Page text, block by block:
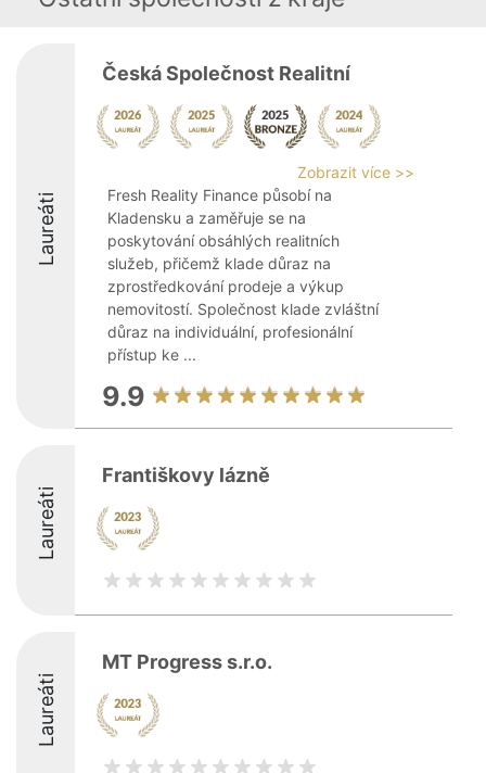
Laureáti
Česká Společnost Realitní
Zobrazit více >>
Fresh Reality Finance působí na
Kladensku a zaměřuje se na
poskytování obsáhlých realitních
služeb, přičemž klade důraz na
zprostředkování prodeje a výkup
nemovitostí. Společnost klade zvláštní
důraz na individuální, profesionální
přístup ke ...
9.9
Laureáti
Františkovy lázně
Laureáti
MT Progress s.r.o.